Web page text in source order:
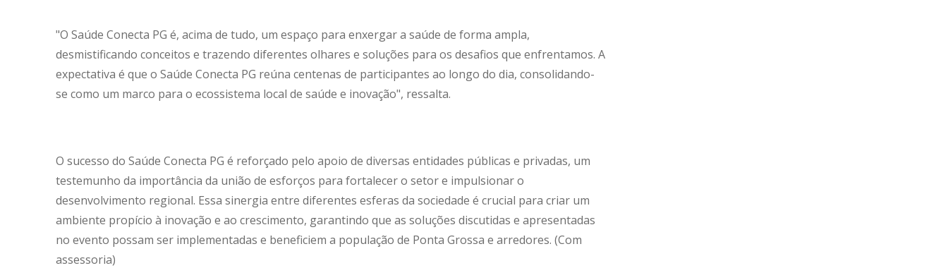
"O Saúde Conecta PG é, acima de tudo, um espaço para enxergar a saúde de forma ampla,
desmistificando conceitos e trazendo diferentes olhares e soluções para os desafios que enfrentamos. A
expectativa é que o Saúde Conecta PG reúna centenas de participantes ao longo do dia, consolidando-
se como um marco para o ecossistema local de saúde e inovação", ressalta.
O sucesso do Saúde Conecta PG é reforçado pelo apoio de diversas entidades públicas e privadas, um
testemunho da importância da união de esforços para fortalecer o setor e impulsionar o
desenvolvimento regional. Essa sinergia entre diferentes esferas da sociedade é crucial para criar um
ambiente propício à inovação e ao crescimento, garantindo que as soluções discutidas e apresentadas
no evento possam ser implementadas e beneficiem a população de Ponta Grossa e arredores. (Com
assessoria)